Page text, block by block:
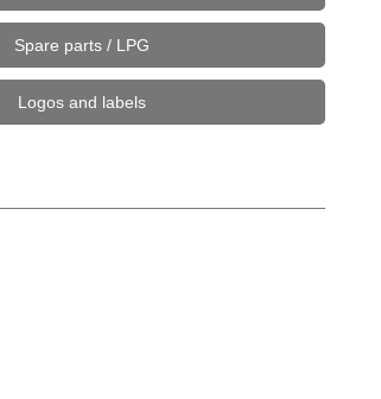
Spare parts / LPG
Logos and labels